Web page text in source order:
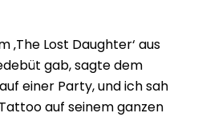
‚The Lost Daughter‘ aus
gab, sagte dem
auf einer Party, und ich sah
auf seinem ganzen